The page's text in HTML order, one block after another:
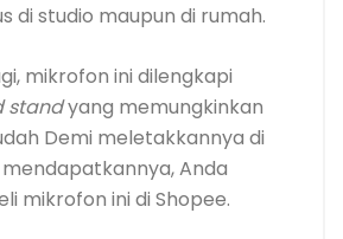
di studio maupun di rumah.
mikrofon ini dilengkapi
standyang memungkinkan
Demi meletakkannya di
Anda
mikrofon ini di Shopee.